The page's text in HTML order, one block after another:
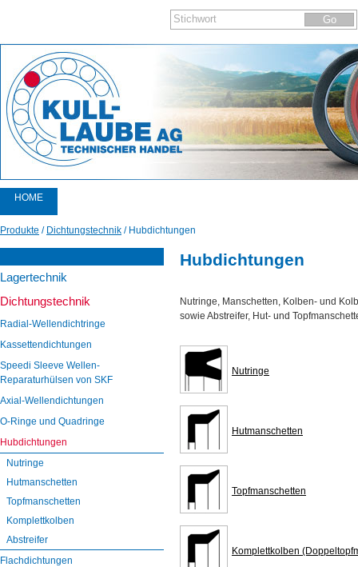
HOME
PRODUKTE
AKTIONEN
AKTUELLES
ÜBER UNS
KONTAKT
Produkte / Dichtungstechnik / Hubdichtungen
Lagertechnik
Dichtungstechnik
Radial-Wellendichtringe
Kassettendichtungen
Speedi Sleeve Wellen-
Reparaturhülsen von SKF
Axial-Wellendichtungen
O-Ringe und Quadringe
Hubdichtungen
Nutringe
Hutmanschetten
Topfmanschetten
Komplettkolben
Abstreifer
Flachdichtungen
Hubdichtungen
Nutringe, Manschetten, Kolben- und
sowie Abstreifer, Hut- und
Nutringe
Hutmanschetten
Topfmanschetten
Komplettkolben